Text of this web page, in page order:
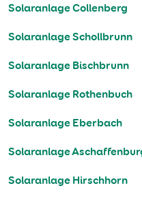
Solaranlage Collenberg
Solaranlage Schollbrunn
Solaranlage Bischbrunn
Solaranlage Rothenbuch
Solaranlage Eberbach
Solaranlage
Solaranlage Hirschhorn